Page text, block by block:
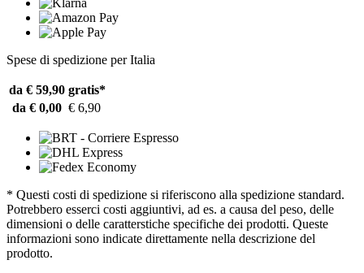
Spese di spedizione per Italia
da € 59,90 gratis*
da € 0,00 € 6,90
* Questi costi di spedizione si riferiscono alla spedizione standard.
Potrebbero esserci costi aggiuntivi, ad es. a causa del peso, delle
dimensioni o delle caratterstiche specifiche dei prodotti. Queste
informazioni sono indicate direttamente nella descrizione del
prodotto.